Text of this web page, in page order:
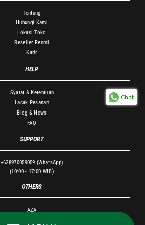
Tentang
Hubungi Kami
Lokasi Toko
Reseller Resmi
Karir
HELP
Syarat & Ketentuan
Lacak Pesanan
Blog & News
FAQ
SUPPORT
+628970059059 (WhatsApp)
(10:00 - 17:00 WIB)
OTHERS
AZA
Chat